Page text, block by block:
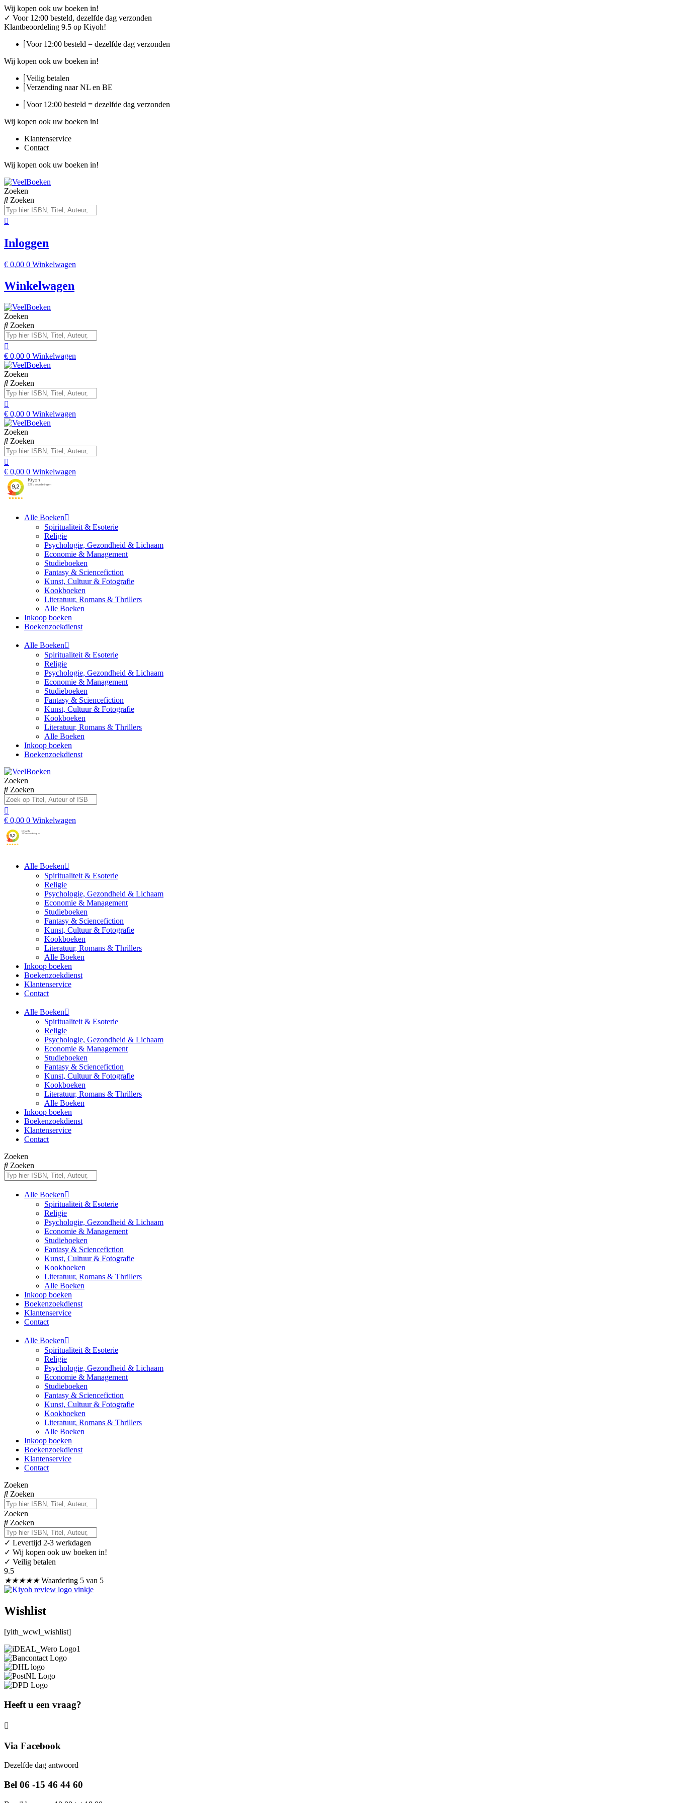
Ga
naar
de
Wij kopen ook uw boeken in!
✓ Voor 12:00 besteld, dezelfde dag verzonden
Klantbeoordeling 9.5 op Kiyoh!
Voor 12:00 besteld = dezelfde dag verzonden
Wij kopen ook uw boeken in!
Veilig betalen
Verzending naar NL en BE
Voor 12:00 besteld = dezelfde dag verzonden
Wij kopen ook uw boeken in!
Klantenservice
Contact
Wij kopen ook uw boeken in!
Zoeken
Zoeken
Inloggen
€ 0,00 0 Winkelwagen
Winkelwagen
Zoeken
Zoeken
€ 0,00 0 Winkelwagen
Zoeken
Zoeken
€ 0,00 0 Winkelwagen
Zoeken
Zoeken
€ 0,00 0 Winkelwagen
Alle Boeken
Spiritualiteit & Esoterie
Religie
Psychologie, Gezondheid & Lichaam
Economie & Management
Studieboeken
Fantasy & Sciencefiction
Kunst, Cultuur & Fotografie
Kookboeken
Literatuur, Romans & Thrillers
Alle Boeken
Inkoop boeken
Boekenzoekdienst
Alle Boeken
Spiritualiteit & Esoterie
Religie
Psychologie, Gezondheid & Lichaam
Economie & Management
Studieboeken
Fantasy & Sciencefiction
Kunst, Cultuur & Fotografie
Kookboeken
Literatuur, Romans & Thrillers
Alle Boeken
Inkoop boeken
Boekenzoekdienst
Zoeken
Zoeken
€ 0,00 0 Winkelwagen
Alle Boeken
Spiritualiteit & Esoterie
Religie
Psychologie, Gezondheid & Lichaam
Economie & Management
Studieboeken
Fantasy & Sciencefiction
Kunst, Cultuur & Fotografie
Kookboeken
Literatuur, Romans & Thrillers
Alle Boeken
Inkoop boeken
Boekenzoekdienst
Klantenservice
Contact
Alle Boeken
Spiritualiteit & Esoterie
Religie
Psychologie, Gezondheid & Lichaam
Economie & Management
Studieboeken
Fantasy & Sciencefiction
Kunst, Cultuur & Fotografie
Kookboeken
Literatuur, Romans & Thrillers
Alle Boeken
Inkoop boeken
Boekenzoekdienst
Klantenservice
Contact
Zoeken
Zoeken
Alle Boeken
Spiritualiteit & Esoterie
Religie
Psychologie, Gezondheid & Lichaam
Economie & Management
Studieboeken
Fantasy & Sciencefiction
Kunst, Cultuur & Fotografie
Kookboeken
Literatuur, Romans & Thrillers
Alle Boeken
Inkoop boeken
Boekenzoekdienst
Klantenservice
Contact
Alle Boeken
Spiritualiteit & Esoterie
Religie
Psychologie, Gezondheid & Lichaam
Economie & Management
Studieboeken
Fantasy & Sciencefiction
Kunst, Cultuur & Fotografie
Kookboeken
Literatuur, Romans & Thrillers
Alle Boeken
Inkoop boeken
Boekenzoekdienst
Klantenservice
Contact
Zoeken
Zoeken
Zoeken
Zoeken
✓ Levertijd 2-3 werkdagen
✓ Wij kopen ook uw boeken in!
✓ Veilig betalen
9.5
★★★★★ Waardering 5 van 5
Wishlist
[yith_wcwl_wishlist]
Heeft u een vraag?
Via Facebook
Dezelfde dag antwoord
Bel 06 -15 46 44 60